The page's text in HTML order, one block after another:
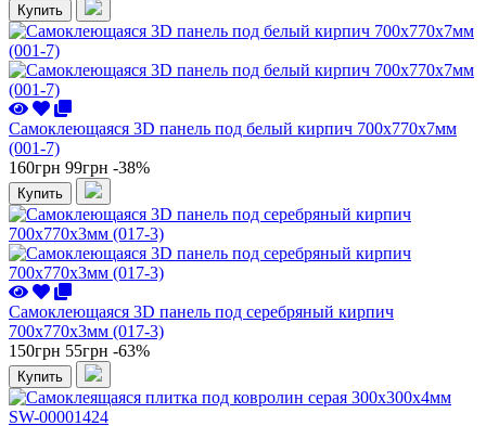
Купить
Самоклеющаяся 3D панель под белый кирпич 700x770x7мм
(001-7)
160грн 99грн -38%
Купить
Самоклеющаяся 3D панель под серебряный кирпич
700x770x3мм (017-3)
150грн 55грн -63%
Купить